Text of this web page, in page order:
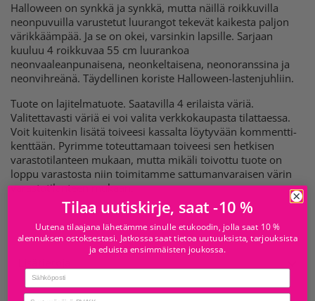
Halloween on synkkä ja synkkä, mutta näillä roikkuvilla
neonpuvuilla varustetut luurangot tekevät kaikesta paljon
värikkäämpää. Ja se on okei, varsinkin lapsille. Sarjaan
kuuluu 4 roikkuvaa 55 cm luurankoa
neonvaaleanpunaisena, neonkeltaisena, neonoranssina ja
neonvihreänä. Täydellinen koriste Halloween-lastenjuhliin.
Tuote on lajitelmatuote. Saatavilla 4 erilaista väriä.
Valitettavasti väriä ei voi valita verkkokaupasta tilattaessa.
Voit kuitenkin lisätä toiveesi kassalta löytyvään kommentti-
kenttään. Pyrimme toteuttamaan toiveesi sen hetkisen
varastotilanteen mukaan, mutta mikäli toivottu tuote on
loppu varastosta niin toimitamme sattumanvaraisen värin
varastotilanteen mukaan.
Tilaa uutiskirje, saat -10 %
Uutena tilaajana lähetämme sinulle etukoodin, jolla saat 10 %
alennuksen ostoksestasi. Jatkossa saat tietoa uutuuksista, tarjouksista
ja eduista ensimmäisten joukossa.
Email
birthday